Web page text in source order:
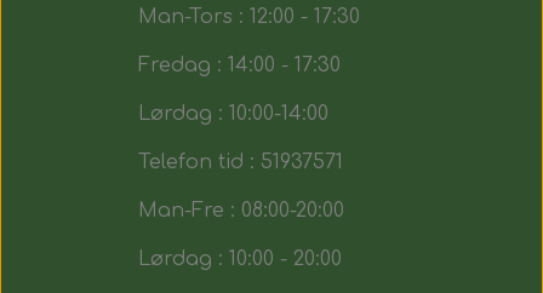
Man-Tors : 12:00 - 17:30
Fredag : 14:00 - 17:30
Lørdag : 10:00-14:00
Telefon tid : 51937571
Man-Fre : 08:00-20:00
Lørdag : 10:00 - 20:00